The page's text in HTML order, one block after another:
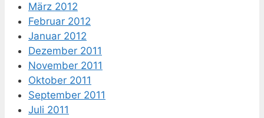
März 2012
Februar 2012
Januar 2012
Dezember 2011
November 2011
Oktober 2011
September 2011
Juli 2011